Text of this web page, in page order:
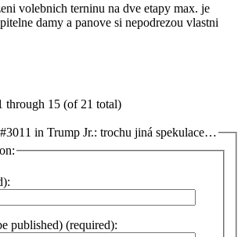
volebnich terninu na dve etapy max. je
damy a panove si nepodrezou vlastni
through 15 (of 21 total)
in Trump Jr.: trochu jiná spekulace…
published) (required):